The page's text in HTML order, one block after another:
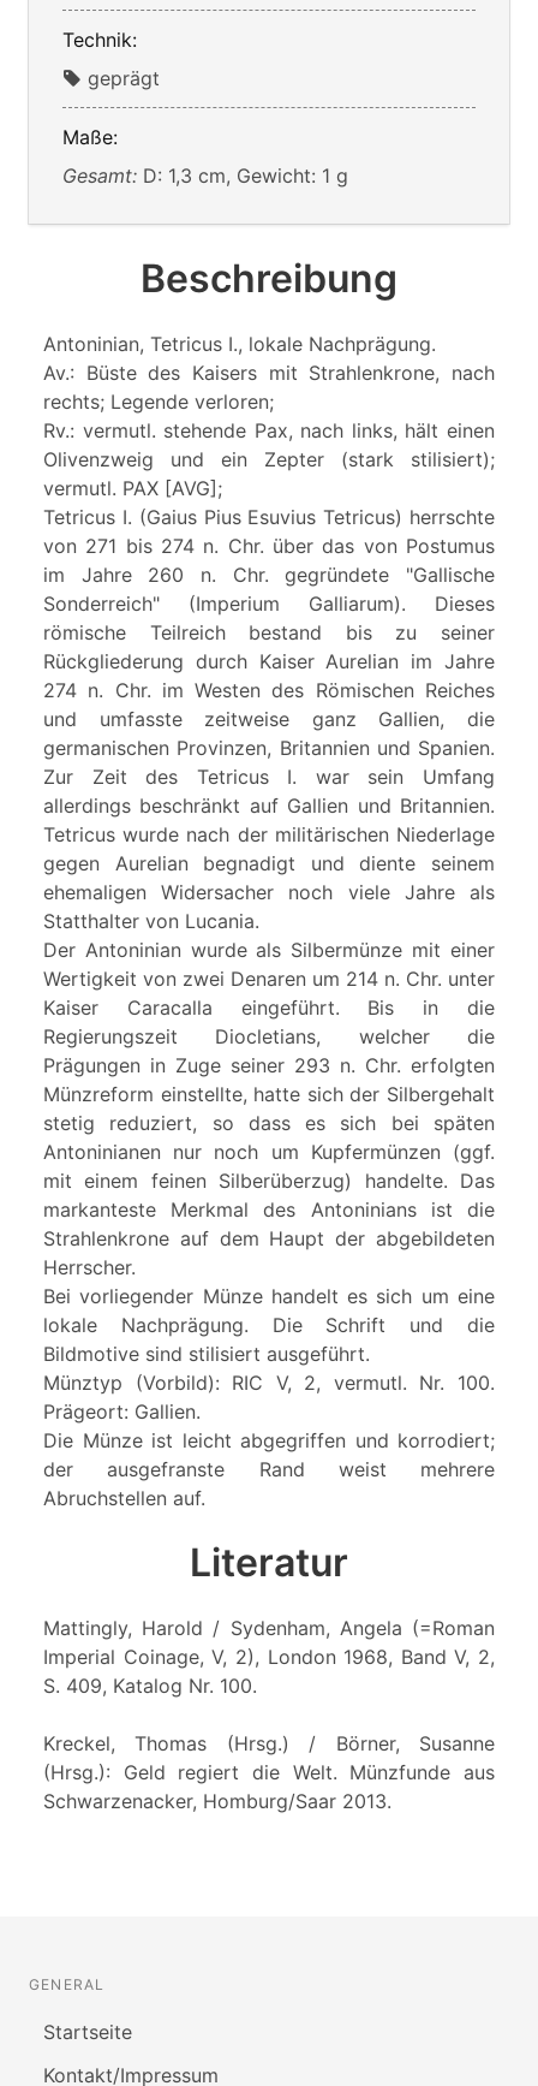
Technik:
geprägt
Maße:
Gesamt: D: 1,3 cm, Gewicht: 1 g
Beschreibung
Antoninian, Tetricus I., lokale Nachprägung.
Av.: Büste des Kaisers mit Strahlenkrone, nach
rechts; Legende verloren;
Rv.: vermutl. stehende Pax, nach links, hält einen
Olivenzweig und ein Zepter (stark stilisiert);
vermutl. PAX [AVG];
Tetricus I. (Gaius Pius Esuvius Tetricus) herrschte
von 271 bis 274 n. Chr. über das von Postumus
im Jahre 260 n. Chr. gegründete "Gallische
Sonderreich" (Imperium Galliarum). Dieses
römische Teilreich bestand bis zu seiner
Rückgliederung durch Kaiser Aurelian im Jahre
274 n. Chr. im Westen des Römischen Reiches
und umfasste zeitweise ganz Gallien, die
germanischen Provinzen, Britannien und Spanien.
Zur Zeit des Tetricus I. war sein Umfang
allerdings beschränkt auf Gallien und Britannien.
Tetricus wurde nach der militärischen Niederlage
gegen Aurelian begnadigt und diente seinem
ehemaligen Widersacher noch viele Jahre als
Statthalter von Lucania.
Der Antoninian wurde als Silbermünze mit einer
Wertigkeit von zwei Denaren um 214 n. Chr. unter
Kaiser Caracalla eingeführt. Bis in die
Regierungszeit Diocletians, welcher die
Prägungen in Zuge seiner 293 n. Chr. erfolgten
Münzreform einstellte, hatte sich der Silbergehalt
stetig reduziert, so dass es sich bei späten
Antoninianen nur noch um Kupfermünzen (ggf.
mit einem feinen Silberüberzug) handelte. Das
markanteste Merkmal des Antoninians ist die
Strahlenkrone auf dem Haupt der abgebildeten
Herrscher.
Bei vorliegender Münze handelt es sich um eine
lokale Nachprägung. Die Schrift und die
Bildmotive sind stilisiert ausgeführt.
Münztyp (Vorbild): RIC V, 2, vermutl. Nr. 100.
Prägeort: Gallien.
Die Münze ist leicht abgegriffen und korrodiert;
der ausgefranste Rand weist mehrere
Abruchstellen auf.
Literatur
Mattingly, Harold / Sydenham, Angela (=Roman
Imperial Coinage, V, 2), London 1968, Band V, 2,
S. 409, Katalog Nr. 100.
Kreckel, Thomas (Hrsg.) / Börner, Susanne
(Hrsg.): Geld regiert die Welt. Münzfunde aus
Schwarzenacker, Homburg/Saar 2013.
GENERAL
Startseite
Kontakt/Impressum